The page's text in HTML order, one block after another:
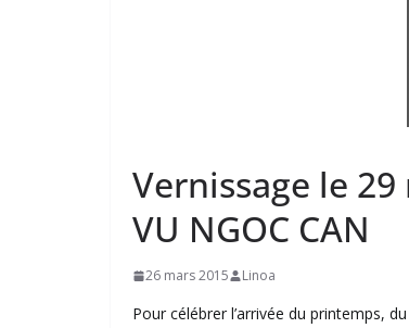
Vernissage le
VU NGOC CAN
26 mars 2015 Linoa
Pour célébrer l’arrivée du printemps, du